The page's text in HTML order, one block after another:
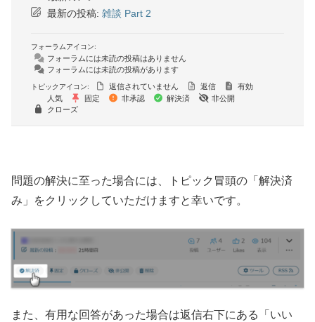
最新の投稿: 雑談 Part 2
フォーラムアイコン:
フォーラムには未読の投稿はありません
フォーラムには未読の投稿があります
トピックアイコン: 返信されていません 返信
有効
人気
固定 非承認 解決済
非公開
クローズ
問題の解決に至った場合には、トピック冒頭の「解決済
み」をクリックしていただけますと幸いです。
また、有用な回答があった場合は返信右下にある「いい